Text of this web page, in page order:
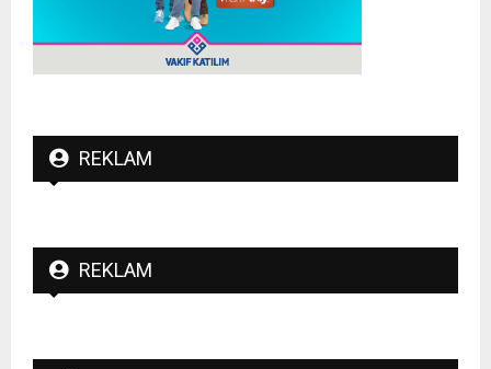
REKLAM
REKLAM